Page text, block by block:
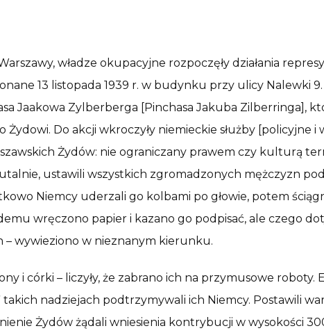
władze okupacyjne rozpoczęły działania
13 listopada 1939 r. w budynku przy ulicy Nalewki
Jaakowa Zylberberga [Pinchasa Jakuba Zilberringa],
Do akcji wkroczyły niemieckie służby
Żydów: nie ograniczany prawem czy kulturą
ustawili wszystkich zgromadzonych mężczyzn
Niemcy uderzali go kolbami po głowie, potem
wręczono papier i kazano go podpisać, ale czego
– wywieziono w nieznanym kierunku.
i córki – liczyły, że zabrano ich na przymusowe
nadziejach podtrzymywali ich Niemcy. Postawili
Żydów żądali wniesienia kontrybucji w wysokości